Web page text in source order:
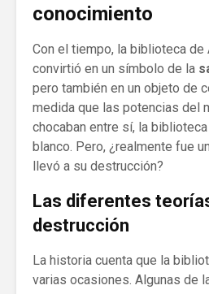
conocimiento
Con el tiempo, la biblioteca de
convirtió en un símbolo de la
pero también en un objeto de
medida que las potencias del
chocaban entre sí, la
blanco. Pero, ¿realmente fue
llevó a su destrucción?
Las diferentes
destrucción
La historia cuenta que la
varias ocasiones. Algunas de